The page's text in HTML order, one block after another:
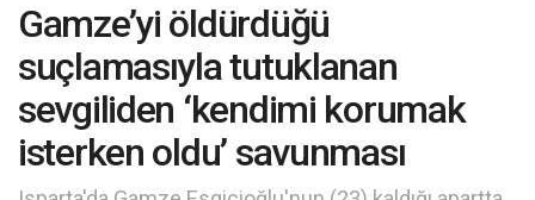
Gamze’yi öldürdüğü
suçlamasıyla tutuklanan
sevgiliden ‘kendimi korumak
isterken oldu’ savunması